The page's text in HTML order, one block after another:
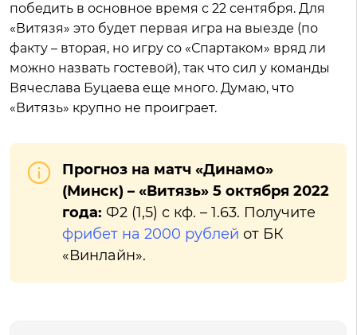
победить в основное время с 22 сентября. Для
«Витязя» это будет первая игра на выезде (по
факту – вторая, но игру со «Спартаком» вряд ли
можно назвать гостевой), так что сил у команды
Вячеслава Буцаева еще много. Думаю, что
«Витязь» крупно не проиграет.
Прогноз на матч «Динамо»
(Минск) – «Витязь» 5 октября 2022
года: Ф2 (1,5) с кф. – 1.63. Получите
фрибет на 2000 рублей от БК
«Винлайн».